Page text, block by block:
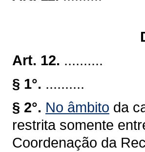
Art. 12. ..........
§ 1°. ..........
§ 2°. No âmbito da
restrita somente
Coordenação da